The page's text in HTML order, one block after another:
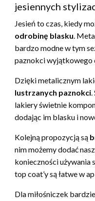
jesiennych
Jesień to czas, kiedy
odrobinę blasku.
bardzo modne w tym
paznokci wyjątkowego
Dzięki metalicznym
lustrzanych paznokci.
lakiery świetnie
dodając im blasku i
Kolejną propozycją są
nim możemy dodać
konieczności używania
top coat’y są łatwe w
Dla miłośniczek